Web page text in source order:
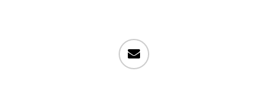
email